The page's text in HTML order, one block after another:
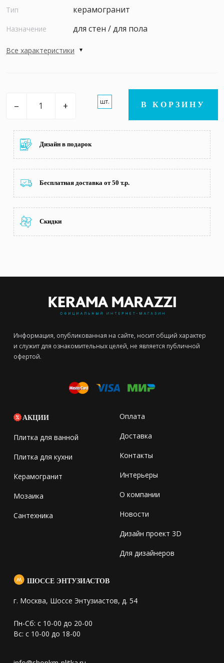
Тип керамогранит
Назначение для стен / для пола
Все характеристики
– + шт. В КОРЗИНУ
Дизайн в подарок
Бесплатная доставка от 50 т.р.
Скидки
Информация, опубликованная на сайте, носит общий характер
и служит для ознакомительных целей, не является публичной
офертой.
АКЦИИ
Плитка для ванной
Плитка для кухни
Керамогранит
Мозаика
Сантехника
Оплата
Доставка
Контакты
Интерьеры
О компании
Новости
Дизайн проект 3D
Для дизайнеров
ШОССЕ ЭНТУЗИАСТОВ
г. Москва, Шоссе Энтузиастов, д. 54
Пн-Сб: с 10-00 до 20-00
Вс: с 10-00 до 18-00